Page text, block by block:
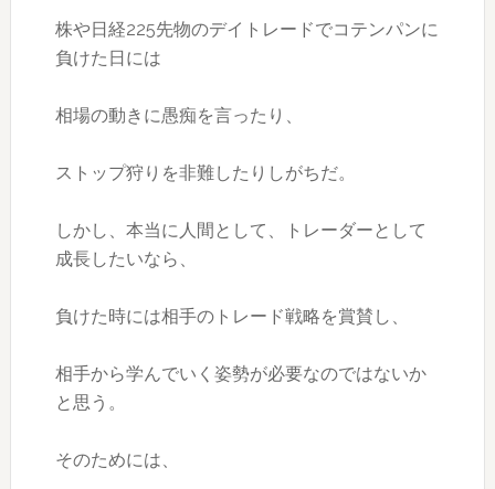
株や日経225先物のデイトレードでコテンパンに
負けた日には
相場の動きに愚痴を言ったり、
ストップ狩りを非難したりしがちだ。
しかし、本当に人間として、トレーダーとして
成長したいなら、
負けた時には相手のトレード戦略を賞賛し、
相手から学んでいく姿勢が必要なのではないか
と思う。
そのためには、